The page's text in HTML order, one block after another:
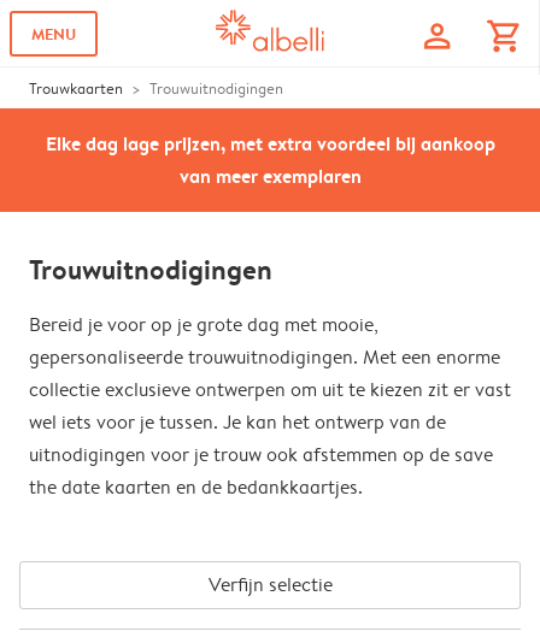
MENU profile shopping_cart
Trouwkaarten Trouwuitnodigingen
Elke dag lage prijzen, met extra voordeel bij aankoop
van meer exemplaren
Trouwuitnodigingen
Bereid je voor op je grote dag met mooie,
gepersonaliseerde trouwuitnodigingen. Met een enorme
collectie exclusieve ontwerpen om uit te kiezen zit er vast
wel iets voor je tussen. Je kan het ontwerp van de
uitnodigingen voor je trouw ook afstemmen op de save
the date kaarten en de bedankkaartjes.
Verfijn selectie